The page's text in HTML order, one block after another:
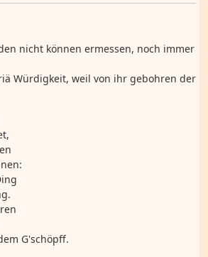
nicht können ermessen, noch immer
Würdigkeit, weil von ihr gebohren der
G'schöpff.